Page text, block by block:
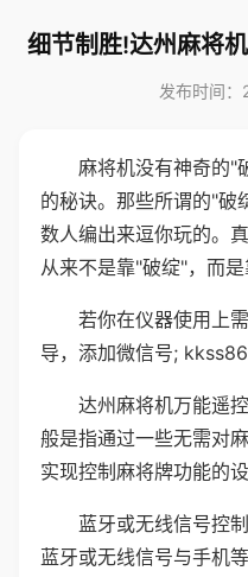
细节制胜!达州麻将
发布时间
麻将机没有神奇的"
的秘诀。那些所谓的"破
数人编出来逗你玩的。
从来不是靠"破绽"，而是
若你在仪器使用上
导，添加微信号;
达州麻将机万能遥
般是指通过一些无需对
实现控制麻将牌功能的设
蓝牙或无线信号控
蓝牙或无线信号与手机